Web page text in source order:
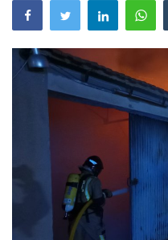
Mazarrón Hoy
Entrevistas
Reportajes
Empresas
Mapa de Mazarrón